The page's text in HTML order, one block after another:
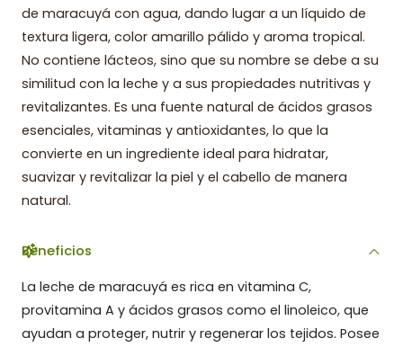
de maracuyá con agua, dando lugar a un líquido de
textura ligera, color amarillo pálido y aroma tropical.
No contiene lácteos, sino que su nombre se debe a su
similitud con la leche y a sus propiedades nutritivas y
revitalizantes. Es una fuente natural de ácidos grasos
esenciales, vitaminas y antioxidantes, lo que la
convierte en un ingrediente ideal para hidratar,
suavizar y revitalizar la piel y el cabello de manera
natural.
Beneficios
La leche de maracuyá es rica en vitamina C,
provitamina A y ácidos grasos como el linoleico, que
ayudan a proteger, nutrir y regenerar los tejidos. Posee